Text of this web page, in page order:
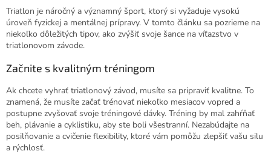
Triatlon je náročný a významný šport, ktorý si vyžaduje vysokú
úroveň fyzickej a mentálnej prípravy. V tomto článku sa pozrieme na
niekoľko dôležitých tipov, ako zvýšiť svoje šance na víťazstvo v
triatlonovom závode.
Začnite s kvalitným tréningom
Ak chcete vyhrať triatlonový závod, musíte sa pripraviť kvalitne. To
znamená, že musíte začať trénovať niekoľko mesiacov vopred a
postupne zvyšovať svoje tréningové dávky. Tréning by mal zahŕňať
beh, plávanie a cyklistiku, aby ste boli všestranní. Nezabúdajte na
posilňovanie a cvičenie flexibility, ktoré vám pomôžu zlepšiť vašu silu
a rýchlosť.